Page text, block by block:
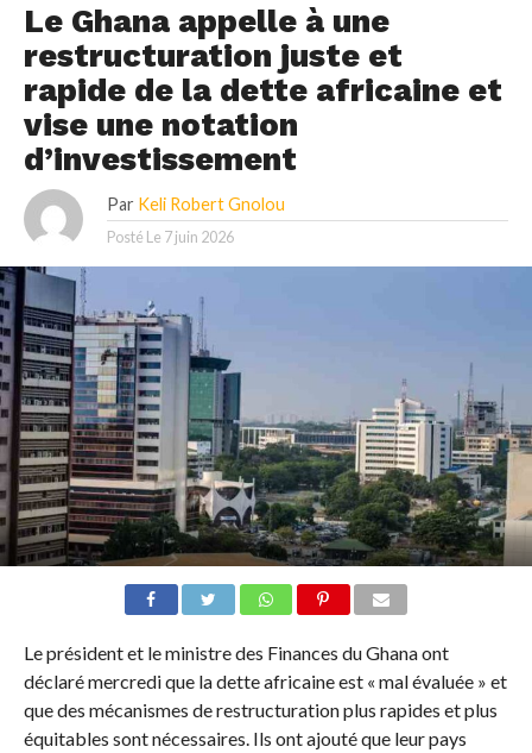
Le Ghana appelle à une
restructuration juste et
rapide de la dette africaine et
vise une notation
d’investissement
Par Keli Robert Gnolou
Posté Le 7 juin 2026
Le président et le ministre des Finances du Ghana ont
déclaré mercredi que la dette africaine est « mal évaluée » et
que des mécanismes de restructuration plus rapides et plus
équitables sont nécessaires. Ils ont ajouté que leur pays